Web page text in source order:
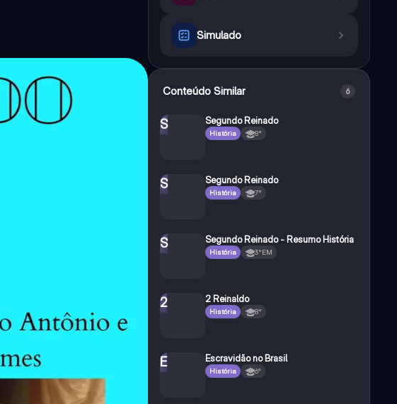
Simulado
Conteúdo Similar 6
S Segundo Reinado
História 8°
S Segundo Reinado
História 7°
S Segundo Reinado - Resumo História
História 3°EM
2 2 Reinaldo
História 8°
E Escravidão no Brasil
História 6°